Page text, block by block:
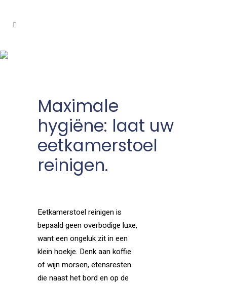
Maximale
hygiëne: laat uw
eetkamerstoel
reinigen.
Eetkamerstoel reinigen is
bepaald geen overbodige luxe,
want een ongeluk zit in een
klein hoekje. Denk aan koffie
of wijn morsen, etensresten
die naast het bord en op de